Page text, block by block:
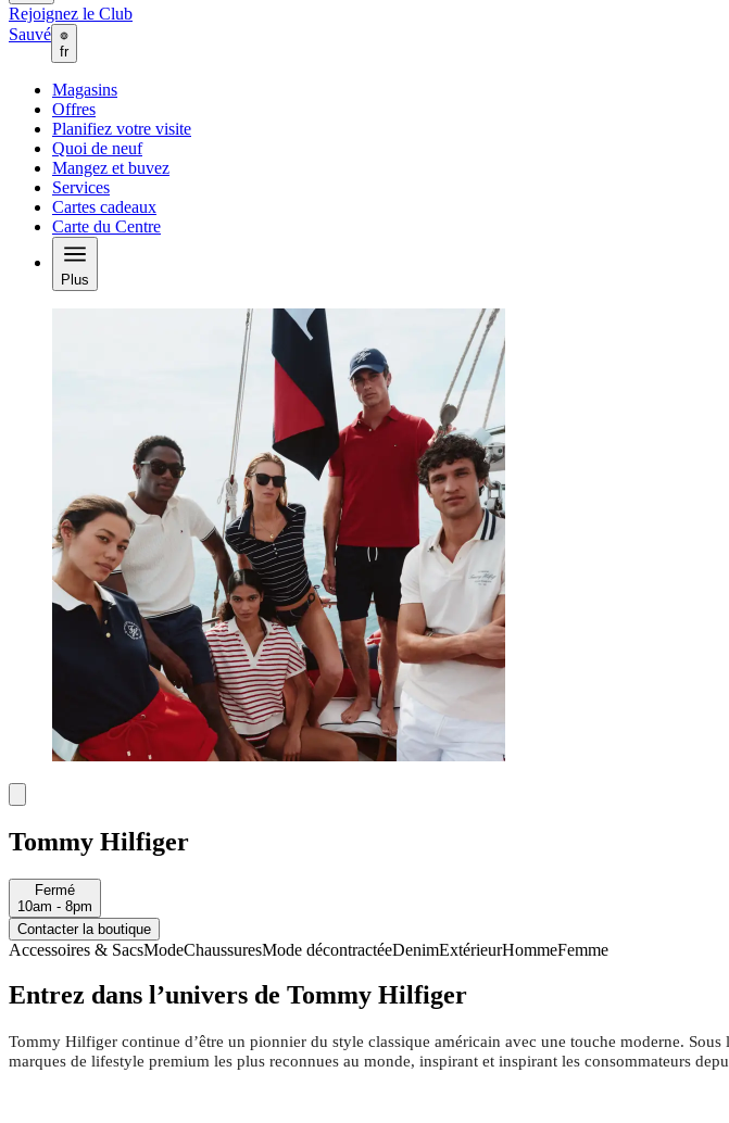
Rejoignez le Club
Sauvé
fr
Magasins
Offres
Planifiez votre visite
Quoi de neuf
Mangez et buvez
Services
Cartes cadeaux
Carte du Centre
Plus
Tommy Hilfiger
Fermé
10am - 8pm
Contacter la boutique
Accessoires & SacsModeChaussuresMode décontractéeDenimExtérieurHommeFemme
Entrez dans l’univers de Tommy Hilfiger
Tommy Hilfiger continue d’être un pionnier du style classique américain avec une touche moderne.
marques de lifestyle premium les plus reconnues au monde, inspirant et inspirant les consommateurs